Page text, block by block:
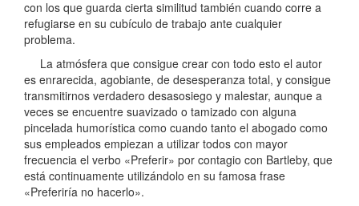
con los que guarda cierta similitud también cuando corre a
refugiarse en su cubículo de trabajo ante cualquier
problema.
La atmósfera que consigue crear con todo esto el autor
es enrarecida, agobiante, de desesperanza total, y consigue
transmitirnos verdadero desasosiego y malestar, aunque a
veces se encuentre suavizado o tamizado con alguna
pincelada humorística como cuando tanto el abogado como
sus empleados empiezan a utilizar todos con mayor
frecuencia el verbo «Preferir» por contagio con Bartleby, que
está continuamente utilizándolo en su famosa frase
«Preferiría no hacerlo».